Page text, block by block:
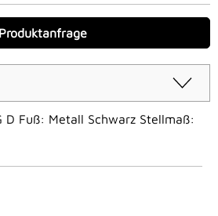
Produktanfrage
D Fuß: Metall Schwarz Stellmaß: